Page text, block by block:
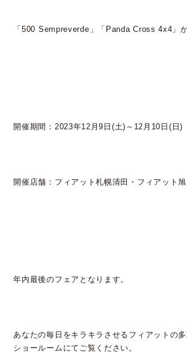
「500 Sempreverde」「Panda Cross 4x4」が
開催期間：2023年12月9日(土)～12月10日(日)
開催店舗：フィアット札幌清田・フィアット旭
年内最後のフェアとなります。
あなたの毎日をキラキラさせるフィアットの
ショールームにてご覧ください。